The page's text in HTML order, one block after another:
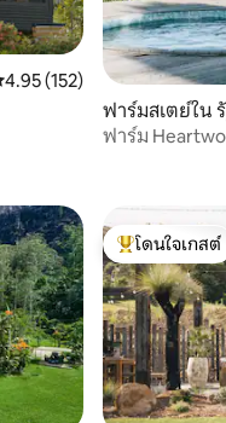
แนนเฉลี่ย 4.95 จาก 5, 152
4.95 (152)
ฟาร์มสเตย์ใน
ฟาร์ม
โดนใจเกสต์ที่
โดนใจเกสต์